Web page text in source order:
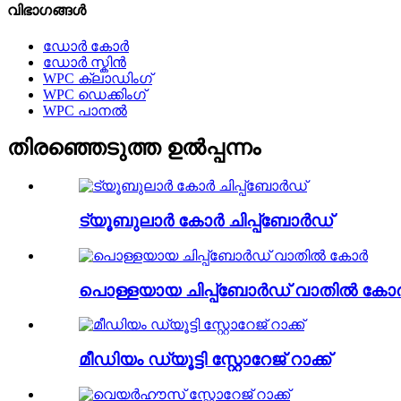
വിഭാഗങ്ങൾ
ഡോർ കോർ
ഡോർ സ്കിൻ
WPC ക്ലാഡിംഗ്
WPC ഡെക്കിംഗ്
WPC പാനൽ
തിരഞ്ഞെടുത്ത ഉൽപ്പന്നം
ട്യൂബുലാർ കോർ ചിപ്പ്ബോർഡ്
പൊള്ളയായ ചിപ്പ്ബോർഡ് വാതിൽ
മീഡിയം ഡ്യൂട്ടി സ്റ്റോറേജ് റാക്ക്